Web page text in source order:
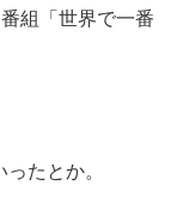
組「世界で一番
たとか。